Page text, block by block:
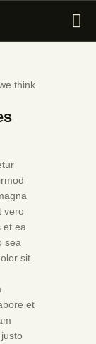
vero
et ea
sea
sit
et